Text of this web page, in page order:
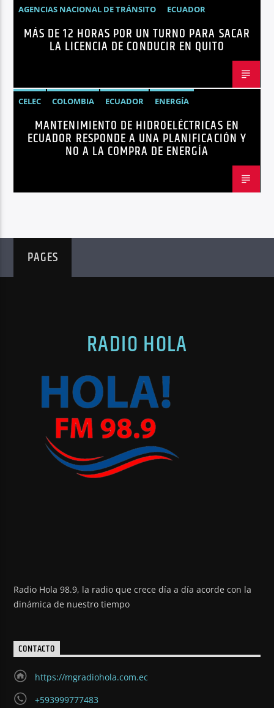
AGENCIAS NACIONAL DE TRÁNSITO
ECUADOR
LICENCIAS
NOTICIAS
MÁS DE 12 HORAS POR UN TURNO PARA SACAR
LA LICENCIA DE CONDUCIR EN QUITO
CELEC COLOMBIA ECUADOR
ENERGÍA
HIDROELÉCTRICAS
NOTICIAS
MANTENIMIENTO DE HIDROELÉCTRICAS EN
ECUADOR RESPONDE A UNA PLANIFICACIÓN Y
NO A LA COMPRA DE ENERGÍA
PAGES
RADIO HOLA
Radio Hola 98.9, la radio que crece día a día acorde con la
dinámica de nuestro tiempo
CONTACTO
https://mgradiohola.com.ec
+593999777483